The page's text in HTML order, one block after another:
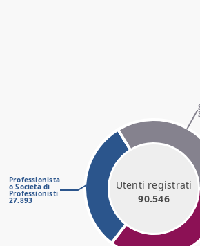
Professionista
o Società di
Professionisti
27.893
Utenti registrati
90.546